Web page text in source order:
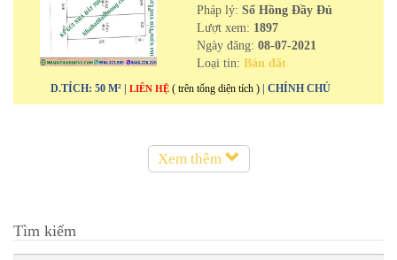
Pháp lý: Sổ Hồng Đầy Đủ
Lượt xem: 1897
Ngày đăng: 08-07-2021
Loại tin: Bán đất
D.TÍCH: 50 M² | LIÊN HỆ ( trên tổng diện tích ) | CHÍNH CHỦ
Xem thêm
Tìm kiếm